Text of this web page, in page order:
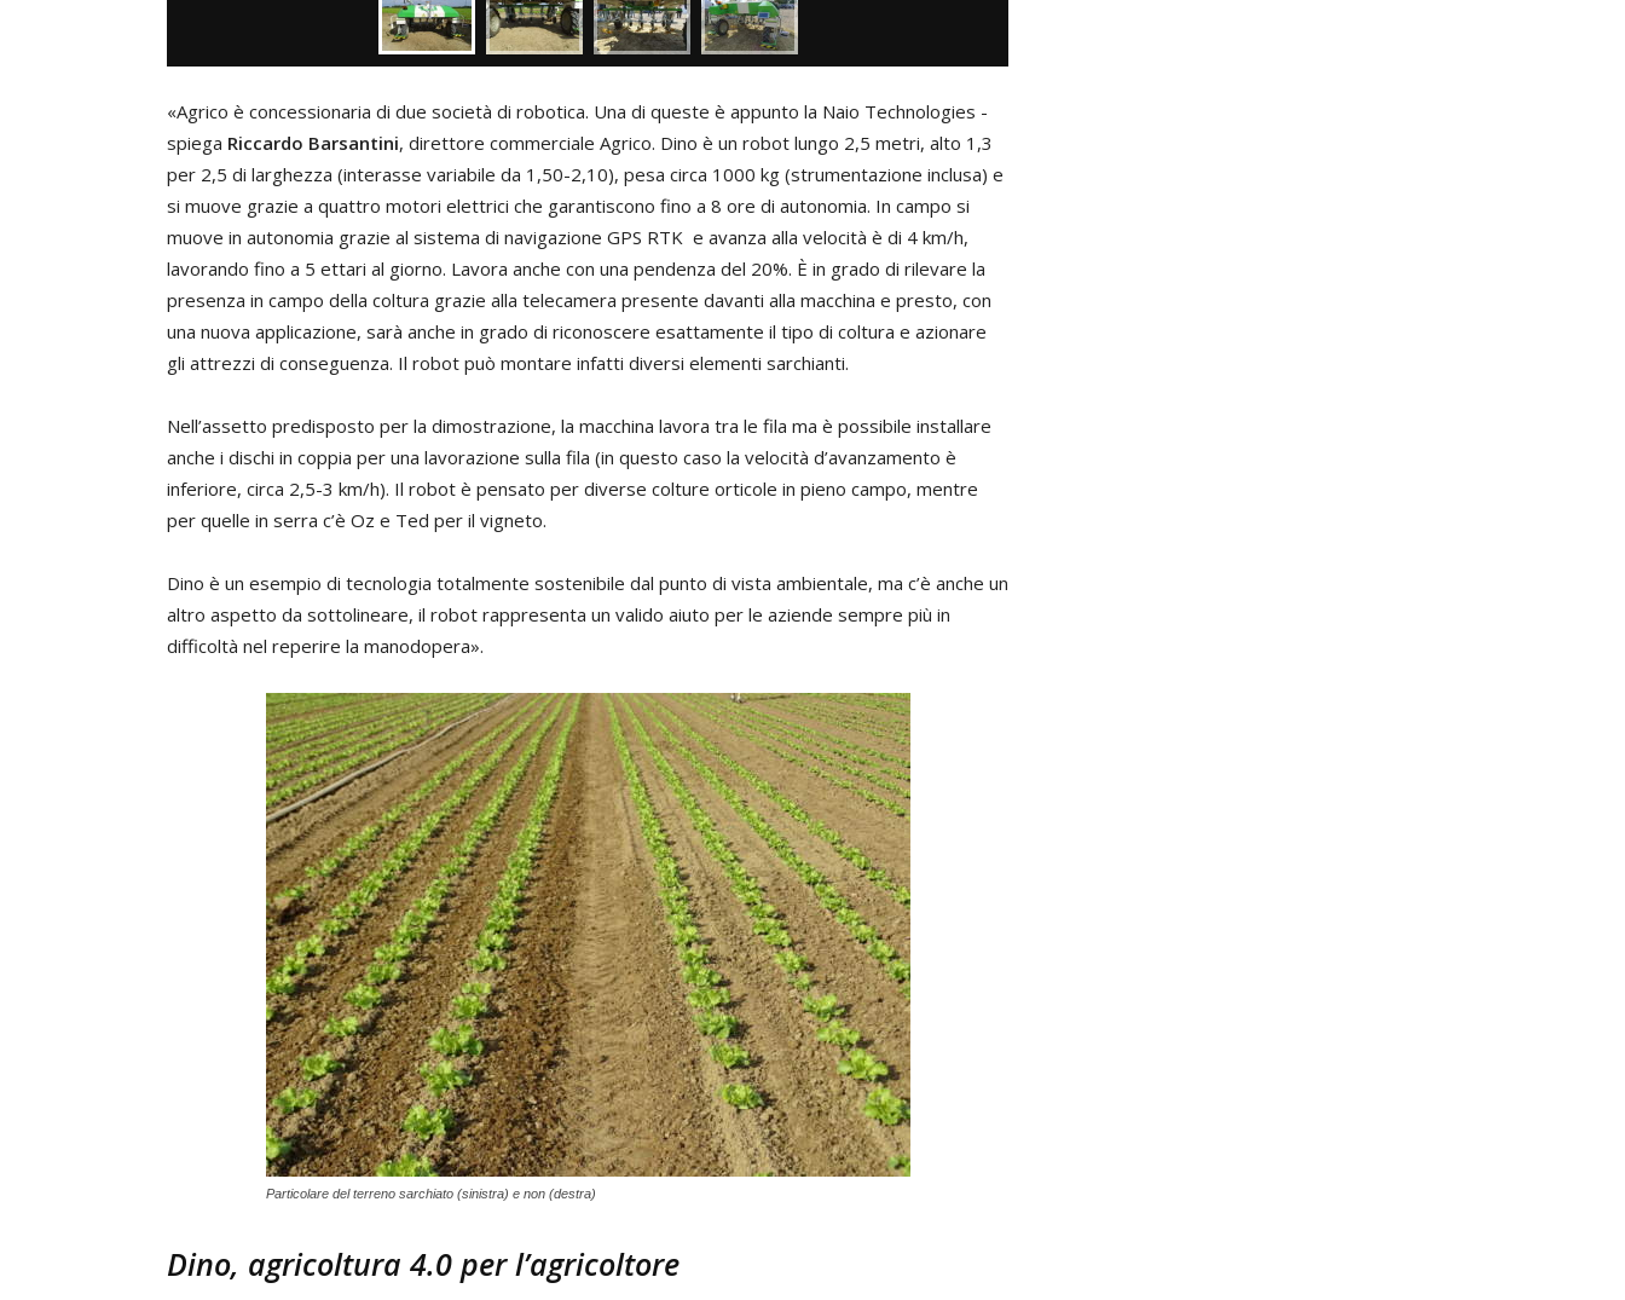
«Agrico è concessionaria di due società di robotica. Una di queste è appunto la Naio Technologies -
spiega Riccardo Barsantini, direttore commerciale Agrico. Dino è un robot lungo 2,5 metri, alto 1,3
per 2,5 di larghezza (interasse variabile da 1,50-2,10), pesa circa 1000 kg (strumentazione inclusa) e
si muove grazie a quattro motori elettrici che garantiscono fino a 8 ore di autonomia. In campo si
muove in autonomia grazie al sistema di navigazione GPS RTK e avanza alla velocità è di 4 km/h,
lavorando fino a 5 ettari al giorno. Lavora anche con una pendenza del 20%. È in grado di rilevare la
presenza in campo della coltura grazie alla telecamera presente davanti alla macchina e presto, con
una nuova applicazione, sarà anche in grado di riconoscere esattamente il tipo di coltura e azionare
gli attrezzi di conseguenza. Il robot può montare infatti diversi elementi sarchianti.
Nell’assetto predisposto per la dimostrazione, la macchina lavora tra le fila ma è possibile installare
anche i dischi in coppia per una lavorazione sulla fila (in questo caso la velocità d’avanzamento è
inferiore, circa 2,5-3 km/h). Il robot è pensato per diverse colture orticole in pieno campo, mentre
per quelle in serra c’è Oz e Ted per il vigneto.
Dino è un esempio di tecnologia totalmente sostenibile dal punto di vista ambientale, ma c’è anche un
altro aspetto da sottolineare, il robot rappresenta un valido aiuto per le aziende sempre più in
difficoltà nel reperire la manodopera».
Particolare del terreno sarchiato (sinistra) e non (destra)
Dino, agricoltura 4.0 per l’agricoltore